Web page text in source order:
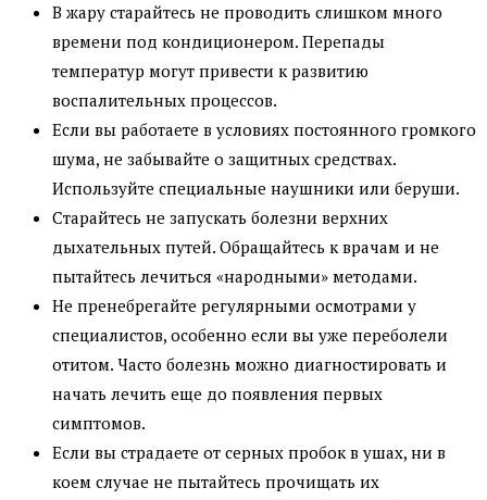
В жару старайтесь не проводить слишком много
времени под кондиционером. Перепады
температур могут привести к развитию
воспалительных процессов.
Если вы работаете в условиях постоянного громкого
шума, не забывайте о защитных средствах.
Используйте специальные наушники или беруши.
Старайтесь не запускать болезни верхних
дыхательных путей. Обращайтесь к врачам и не
пытайтесь лечиться «народными» методами.
Не пренебрегайте регулярными осмотрами у
специалистов, особенно если вы уже переболели
отитом. Часто болезнь можно диагностировать и
начать лечить еще до появления первых
симптомов.
Если вы страдаете от серных пробок в ушах, ни в
коем случае не пытайтесь прочищать их